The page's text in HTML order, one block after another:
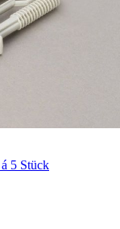
5 Stück